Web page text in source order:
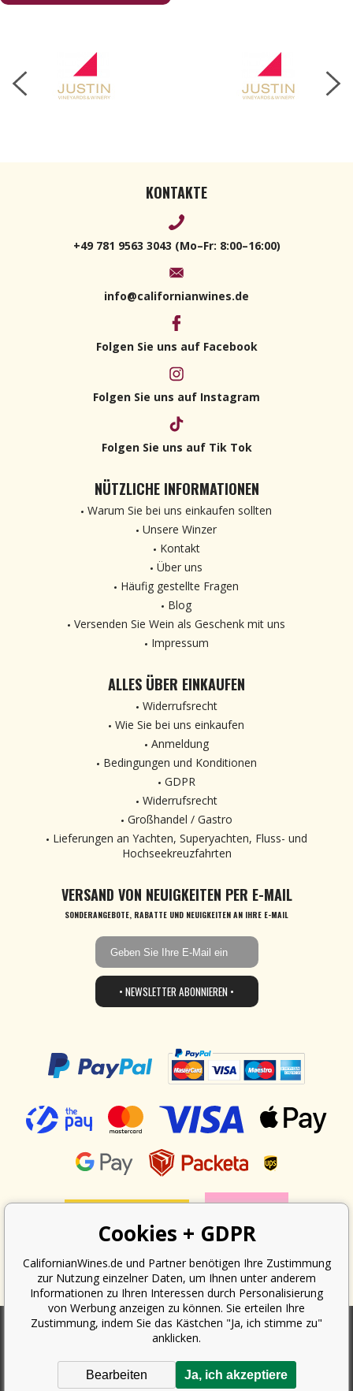
2016 750ml
KONTAKTE
+49 781 9563 3043 (Mo–Fr: 8:00–16:00)
info@californianwines.de
Folgen Sie uns auf Facebook
Folgen Sie uns auf Instagram
Folgen Sie uns auf Tik Tok
NÜTZLICHE INFORMATIONEN
Warum Sie bei uns einkaufen sollten
Unsere Winzer
Kontakt
Über uns
Häufig gestellte Fragen
Blog
Versenden Sie Wein als Geschenk mit uns
Impressum
ALLES ÜBER EINKAUFEN
Widerrufsrecht
Wie Sie bei uns einkaufen
Anmeldung
Bedingungen und Konditionen
GDPR
Widerrufsrecht
Großhandel / Gastro
Lieferungen an Yachten, Superyachten, Fluss- und
Hochseekreuzfahrten
VERSAND VON NEUIGKEITEN PER E-MAIL
SONDERANGEBOTE, RABATTE UND NEUIGKEITEN AN IHRE E-MAIL
• NEWSLETTER ABONNIEREN •
verpflichtet, dem Käufer eine Quittung auszustellen. Gleichzeitig ist er
verpflichtet, den erhaltenen Umsatz online beim Finanzamt zu erfassen;
Cookies + GDPR
CalifornianWines.de und Partner benötigen Ihre Zustimmung
zur Nutzung einzelner Daten, um Ihnen unter anderem
Informationen zu Ihren Interessen durch Personalisierung
von Werbung anzeigen zu können. Sie erteilen Ihre
Zustimmung, indem Sie das Kästchen "Ja, ich stimme zu"
anklicken.
Ja, ich akzeptiere
Bearbeiten